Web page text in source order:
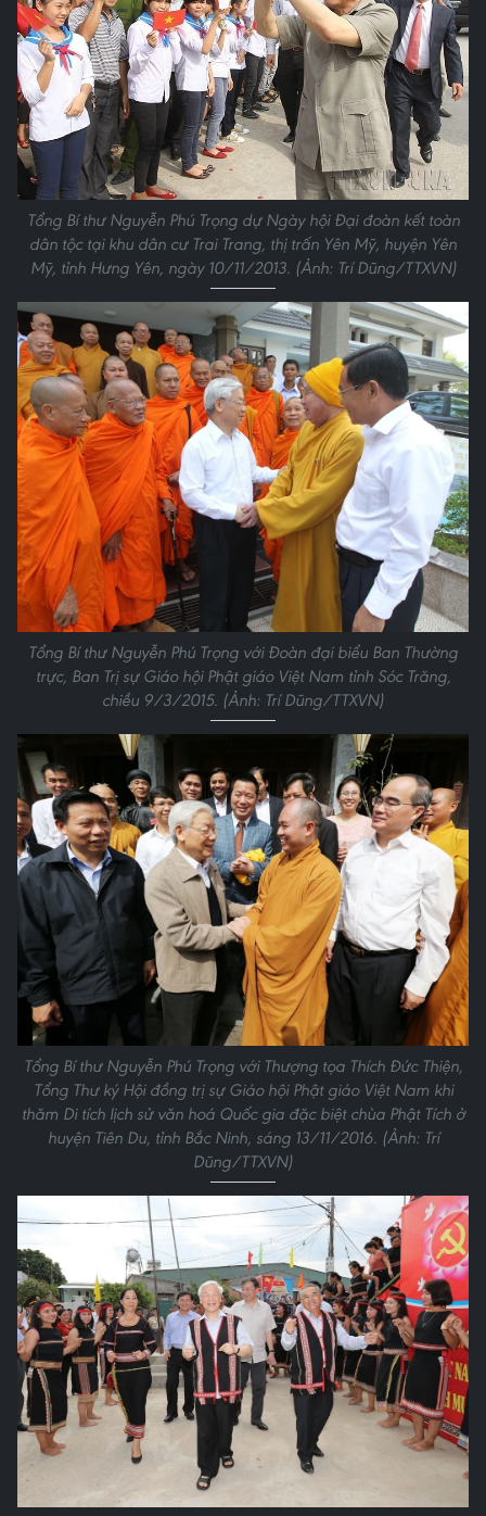
Tổng Bí thư Nguyễn Phú Trọng dự Ngày hội Đại đoàn kết toàn
dân tộc tại khu dân cư Trai Trang, thị trấn Yên Mỹ, huyện Yên
Mỹ, tỉnh Hưng Yên, ngày 10/11/2013. (Ảnh: Trí Dũng/TTXVN)
Tổng Bí thư Nguyễn Phú Trọng với Đoàn đại biểu Ban Thường
trực, Ban Trị sự Giáo hội Phật giáo Việt Nam tỉnh Sóc Trăng,
chiều 9/3/2015. (Ảnh: Trí Dũng/TTXVN)
Tổng Bí thư Nguyễn Phú Trọng với Thượng tọa Thích Đức Thiện,
Tổng Thư ký Hội đồng trị sự Giáo hội Phật giáo Việt Nam khi
thăm Di tích lịch sử văn hoá Quốc gia đặc biệt chùa Phật Tích ở
huyện Tiên Du, tỉnh Bắc Ninh, sáng 13/11/2016. (Ảnh: Trí
Dũng/TTXVN)